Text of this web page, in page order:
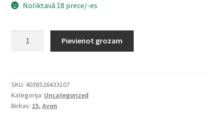
Noliktavā 18 prece/-es
74V
TL
COBRA
Pievienot grozam
SKU: 4038526433107
Kategorija: Uncategorized
Birkas: 15, Avon